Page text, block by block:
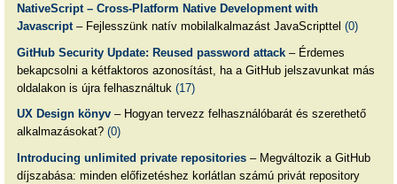
NativeScript – Cross-Platform Native Development with
Javascript– Fejlesszünk natív mobilalkalmazást JavaScripttel (0)
GitHub Security Update: Reused password attack– Érdemes
bekapcsolni a kétfaktoros azonosítást, ha a GitHub jelszavunkat más
oldalakon is újra felhasználtuk (17)
UX Design könyv– Hogyan tervezz felhasználóbarát és szerethető
alkalmazásokat? (0)
Introducing unlimited private repositories– Megváltozik a GitHub
díjszabása: minden előfizetéshez korlátlan számú privát repository